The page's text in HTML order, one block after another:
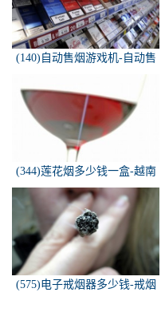
(140)自动售烟游戏机-自动售
(344)莲花烟多少钱一盒-越南
莲花香烟这款多少钱一条？
(575)电子戒烟器多少钱-戒烟